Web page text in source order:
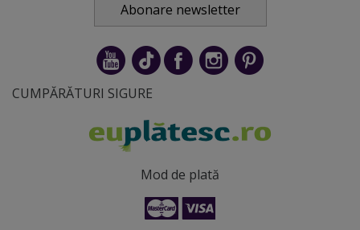
Abonare newsletter
CUMPĂRĂTURI SIGURE
Mod de plată